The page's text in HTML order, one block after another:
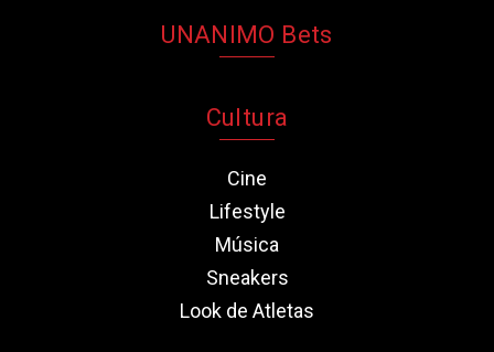
UNANIMO Bets
Cultura
Cine
Lifestyle
Música
Sneakers
Look de Atletas